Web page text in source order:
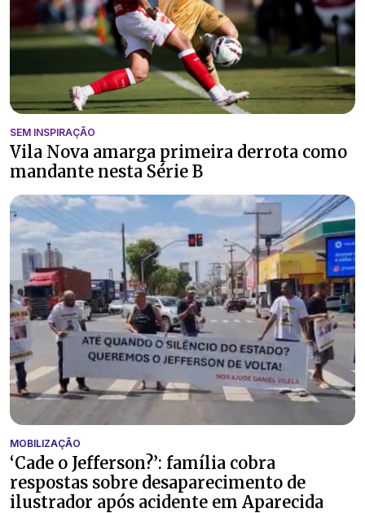
SEM INSPIRAÇÃO
Vila Nova amarga primeira derrota como
mandante nesta Série B
MOBILIZAÇÃO
‘Cade o Jefferson?’: família cobra
respostas sobre desaparecimento de
ilustrador após acidente em Aparecida